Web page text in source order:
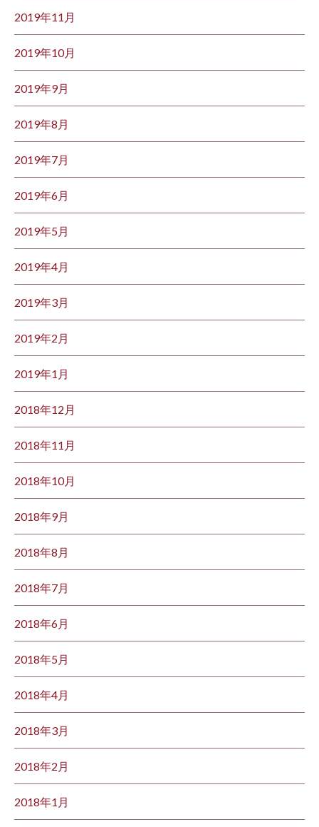
2019年11月
2019年10月
2019年9月
2019年8月
2019年7月
2019年6月
2019年5月
2019年4月
2019年3月
2019年2月
2019年1月
2018年12月
2018年11月
2018年10月
2018年9月
2018年8月
2018年7月
2018年6月
2018年5月
2018年4月
2018年3月
2018年2月
2018年1月